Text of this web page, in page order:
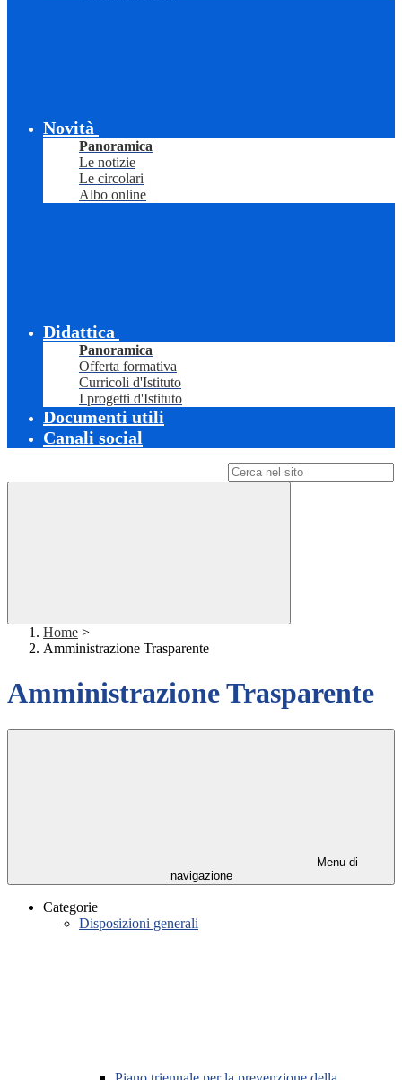
Novità
Panoramica
Le notizie
Le circolari
Albo online
Didattica
Panoramica
Offerta formativa
Curricoli d'Istituto
I progetti d'Istituto
Documenti utili
Canali social
Home >
Amministrazione Trasparente
Amministrazione Trasparente
Menu di
navigazione
Categorie
Disposizioni generali